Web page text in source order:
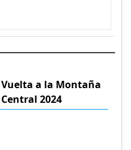
Vuelta a la Montaña
Central 2024